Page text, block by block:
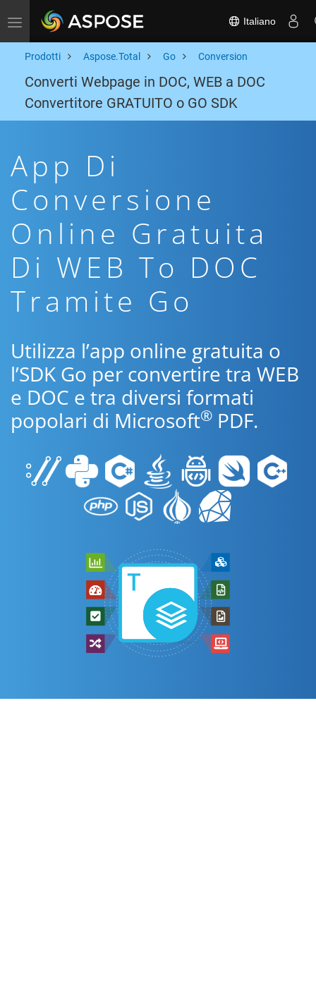
Toggle navigation Italiano
Prodotti Aspose.Total Go Conversion
Converti Webpage in DOC, WEB a DOC
Convertitore GRATUITO o GO SDK
App Di
Conversione
Online Gratuita
Di WEB To DOC
Tramite Go
Utilizza l’app online gratuita o
l’SDK Go per convertire tra WEB
e DOC e tra diversi formati
popolari di Microsoft® PDF.